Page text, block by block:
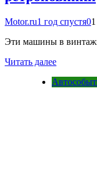
Motor.ru1 год спустя0
Эти машины в
Читать далее